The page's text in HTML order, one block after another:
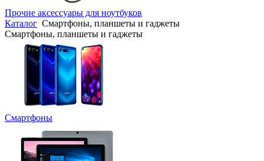
Прочие аксессуары для ноутбуков
Каталог Смартфоны, планшеты и гаджеты
Смартфоны, планшеты и гаджеты
Смартфоны